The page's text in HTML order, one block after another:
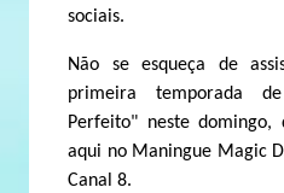
sociais.
Não se esqueça de
primeira temporada
Perfeito" neste
aqui no Maningue Magic
Canal 8.